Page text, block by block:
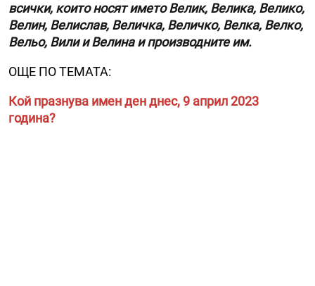
всички, които носят името Велик, Велика, Велико,
Велин, Велислав, Величка, Величко, Велка, Велко,
Вельо, Вили и Велина и производните им.
ОЩЕ ПО ТЕМАТА:
Кой празнува имен ден днес, 9 април 2023
година?